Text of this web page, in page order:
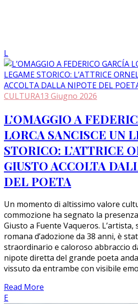
L
CULTURA13 Giugno 2026
L’OMAGGIO A
LORCA SANCISCE UN
STORICO: L’ATTRICE
GIUSTO ACCOLTA
DEL POETA
Un momento di altissimo valore
commozione ha segnato la
Giusto a Fuente Vaqueros. L’artista,
romana d’adozione da 38 anni, è
straordinario e caloroso abbraccio
nipote diretta del grande poeta
vissuto da entrambe con visibile
Read More
E